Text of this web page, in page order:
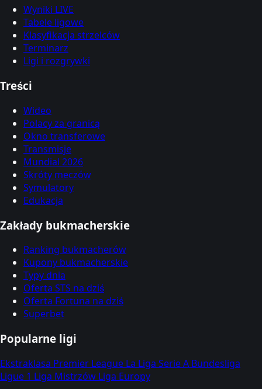
Wyniki LIVE
Tabele ligowe
Klasyfikacja strzelców
Terminarz
Ligi i rozgrywki
Treści
Wideo
Polacy za granicą
Okno transferowe
Transmisje
Mundial 2026
Skróty meczów
Symulatory
Edukacja
Zakłady bukmacherskie
Ranking bukmacherów
Kupony bukmacherskie
Typy dnia
Oferta STS na dziś
Oferta Fortuna na dziś
Superbet
Popularne ligi
Ekstraklasa Premier League La Liga Serie A Bundesliga
Ligue 1 Liga Mistrzów Liga Europy